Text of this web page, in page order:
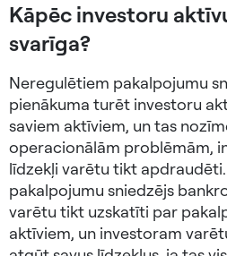
Kāpēc investoru
svarīga?
Neregulētiem pakalpojumu
pienākuma turēt investoru
saviem aktīviem, un tas
operacionālām problēmām,
līdzekļi varētu tikt
pakalpojumu sniedzējs
varētu tikt uzskatīti par
aktīviem, un investoram